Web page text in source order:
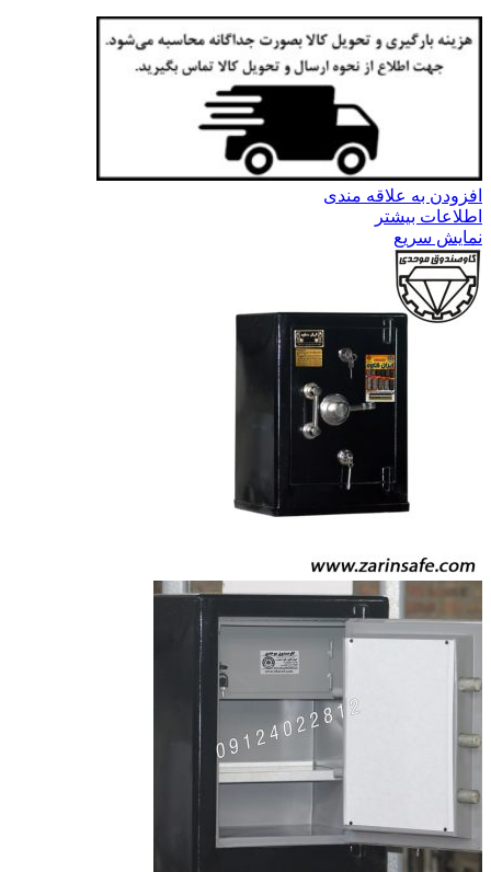
افزودن به علاقه مندی
اطلاعات بیشتر
نمایش سریع